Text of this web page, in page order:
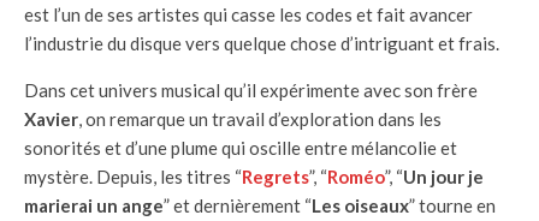
est l’un de ses artistes qui casse les codes et fait avancer
l’industrie du disque vers quelque chose d’intriguant et frais.
Dans cet univers musical qu’il expérimente avec son frère
Xavier, on remarque un travail d’exploration dans les
sonorités et d’une plume qui oscille entre mélancolie et
mystère. Depuis, les titres “Regrets”, “Roméo”, “Un jour je
marierai un ange” et dernièrement “Les oiseaux” tourne en